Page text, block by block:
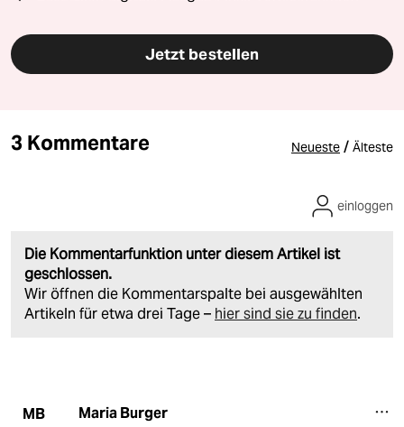
Jetzt bestellen
3 Kommentare Neueste / Älteste
Die Kommentarfunktion unter diesem Artikel ist
geschlossen.
Wir öffnen die Kommentarspalte bei ausgewählten
Artikeln für etwa drei Tage – hier sind sie zu finden.
einloggen
MB Maria Burger